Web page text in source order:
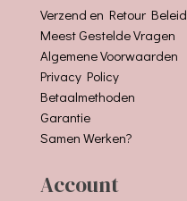
Verzend en Retour Beleid
Meest Gestelde Vragen
Algemene Voorwaarden
Privacy Policy
Betaalmethoden
Garantie
Samen Werken?
Account